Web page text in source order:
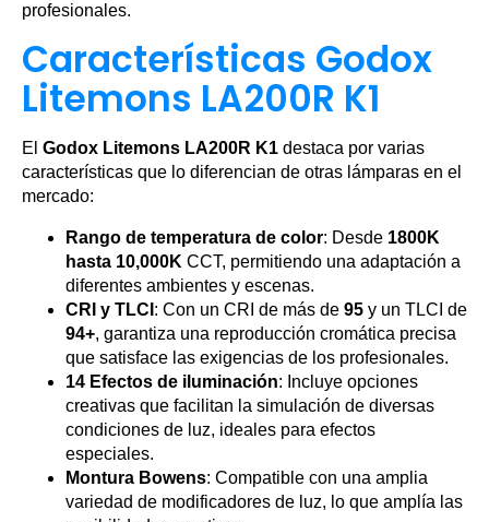
profesionales.
Características Godox
Litemons LA200R K1
El Godox Litemons LA200R K1 destaca por varias
características que lo diferencian de otras lámparas en el
mercado:
Rango de temperatura de color: Desde 1800K
hasta 10,000K CCT, permitiendo una adaptación a
diferentes ambientes y escenas.
CRI y TLCI : Con un CRI de más de 95 y un TLCI de
94+, garantiza una reproducción cromática precisa
que satisface las exigencias de los profesionales.
14 Efectos de iluminación: Incluye opciones
creativas que facilitan la simulación de diversas
condiciones de luz, ideales para efectos
especiales.
Montura Bowens: Compatible con una amplia
variedad de modificadores de luz, lo que amplía las